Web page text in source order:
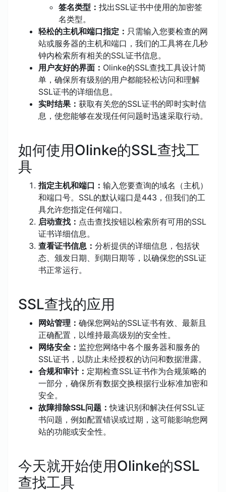
签名类型： 找出SSL证书中使用的加密签
名类型。
轻松的主机和端口指定： 只需输入您要检查的网
站或服务器的主机和端口，我们的工具将在几秒
钟内检索所有相关的SSL证书信息。
用户友好的界面： Olinke的SSL查找工具设计简
单，确保所有级别的用户都能轻松访问和理解
SSL证书的详细信息。
实时结果： 获取有关您的SSL证书的即时实时信
息，使您能够在发现任何问题时迅速采取行动。
如何使用Olinke的SSL查找工
具
指定主机和端口： 输入您要查询的域名（主机）
和端口号。SSL的默认端口是443，但我们的工
具允许您指定任何端口。
启动查找： 点击查找按钮以检索所有可用的SSL
证书详细信息。
查看证书信息： 分析提供的详细信息，包括状
态、颁发日期、到期日期等，以确保您的SSL证
书正常运行。
SSL查找的应用
网站管理： 确保您网站的SSL证书有效、最新且
正确配置，以维持最高级别的安全性。
网络安全： 监控您网络中各个服务器和服务的
SSL证书，以防止未经授权的访问和数据泄露。
合规和审计： 定期检查SSL证书作为合规策略的
一部分，确保所有数据交换根据行业标准加密和
安全。
故障排除SSL问题：快速识别和解决任何SSL证
书问题，例如配置错误或过期，这可能影响您网
站的功能或安全性。
今天就开始使用Olinke的SSL
查找工具